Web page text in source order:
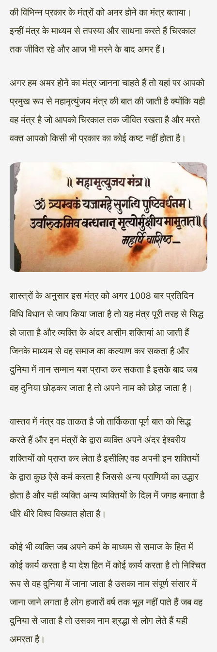
की विभिन्न प्रकार के मंत्रों को अमर होने का मंत्र बताया।
इन्हीं मंत्र के माध्यम से तपस्या और साधना करते हैं चिरकाल
तक जीवित रहे और आज भी मरने के बाद अमर हैं।
अगर हम अमर होने का मंत्र जानना चाहते हैं तो यहां पर आपको
प्रमुख रूप से महामृत्युंजय मंत्र की बात की जाती है क्योंकि यही
वह मंत्र है जो आपको चिरकाल तक जीवित रखता है और मरते
वक्त आपको किसी भी प्रकार का कोई कष्ट नहीं होता है।
शास्त्रों के अनुसार इस मंत्र को अगर 1008 बार प्रतिदिन
विधि विधान से जाप किया जाता है तो यह मंत्र पूरी तरह से सिद्ध
हो जाता है और व्यक्ति के अंदर असीम शक्तियां आ जाती हैं
जिनके माध्यम से वह समाज का कल्याण कर सकता है और
दुनिया में मान सम्मान यश प्राप्त कर सकता है इसके बाद जब
वह दुनिया छोड़कर जाता है तो अपने नाम को छोड़ जाता है।
वास्तव में मंत्र वह ताकत है जो तार्किकता पूर्ण बात को सिद्ध
करते हैं और इन मंत्रों के द्वारा व्यक्ति अपने अंदर ईश्वरीय
शक्तियों को प्राप्त कर लेता है इसीलिए वह अपनी इन शक्तियों
के द्वारा कुछ ऐसे कर्म करता है जिससे अन्य प्राणियों का उद्धार
होता है और यही व्यक्ति अन्य व्यक्तियों के दिल में जगह बनाता है
धीरे धीरे विश्व विख्यात होता है।
कोई भी व्यक्ति जब अपने कर्म के माध्यम से समाज के हित में
कोई कार्य करता है या देश हित में कोई कार्य करता है तो निश्चित
रूप से वह दुनिया में जाना जाता है उसका नाम संपूर्ण संसार में
जाना जाने लगता है लोग हजारों वर्ष तक भूल नहीं पाते हैं जब वह
दुनिया से जाता है तो उसका नाम श्रद्धा से लोग लेते हैं यही
अमरता है।